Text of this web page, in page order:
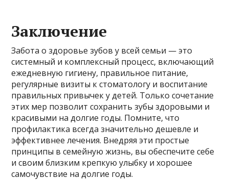
Заключение
Забота о здоровье зубов у всей семьи — это
системный и комплексный процесс, включающий
ежедневную гигиену, правильное питание,
регулярные визиты к стоматологу и воспитание
правильных привычек у детей. Только сочетание
этих мер позволит сохранить зубы здоровыми и
красивыми на долгие годы. Помните, что
профилактика всегда значительно дешевле и
эффективнее лечения. Внедряя эти простые
принципы в семейную жизнь, вы обеспечите себе
и своим близким крепкую улыбку и хорошее
самочувствие на долгие годы.